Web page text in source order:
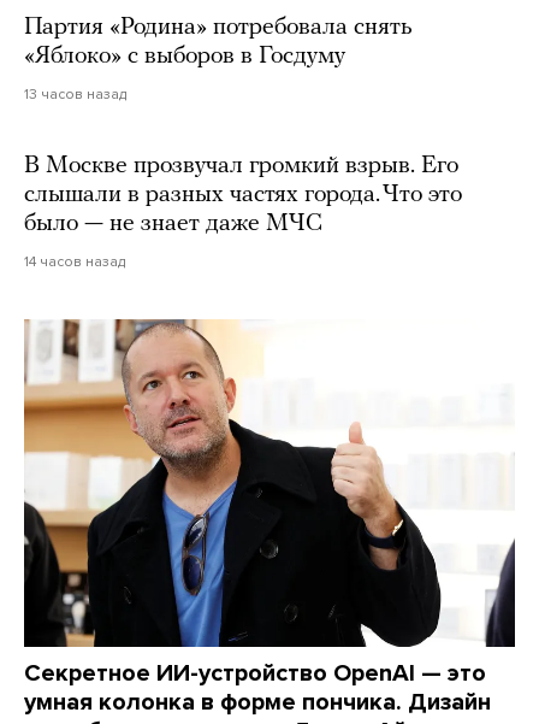
Партия «Родина» потребовала снять
«Яблоко» с выборов в Госдуму
13 часов назад
В Москве прозвучал громкий взрыв. Его
слышали в разных частях города. Что это
было — не знает даже МЧС
14 часов назад
Секретное ИИ-устройство OpenAI — это
умная колонка в форме пончика. Дизайн